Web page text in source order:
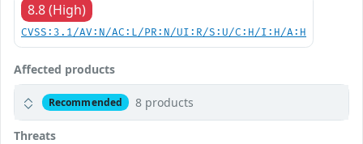
8.8 (High)
CVSS:3.1/AV:N/AC:L/PR:N/UI:R/S:U/C:H/I:H/A:H
Affected products
Recommended 8 products
Threats